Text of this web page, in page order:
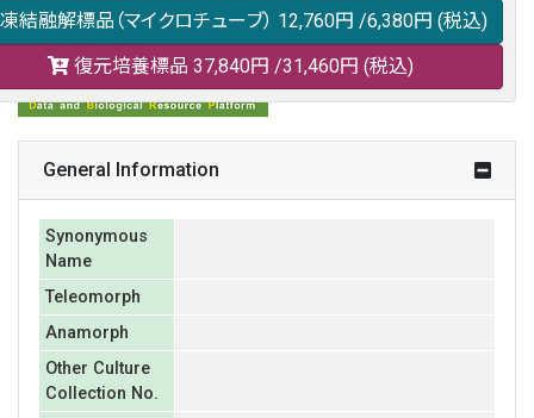
日本語での検索も可能です。
凍結融解標品（マイクロチューブ） 12,760円 /6,380円 (税込)
復元培養標品 37,840円 /31,460円 (税込)
General Information
Synonymous
Name
Teleomorph
Anamorph
Other Culture
Collection No.